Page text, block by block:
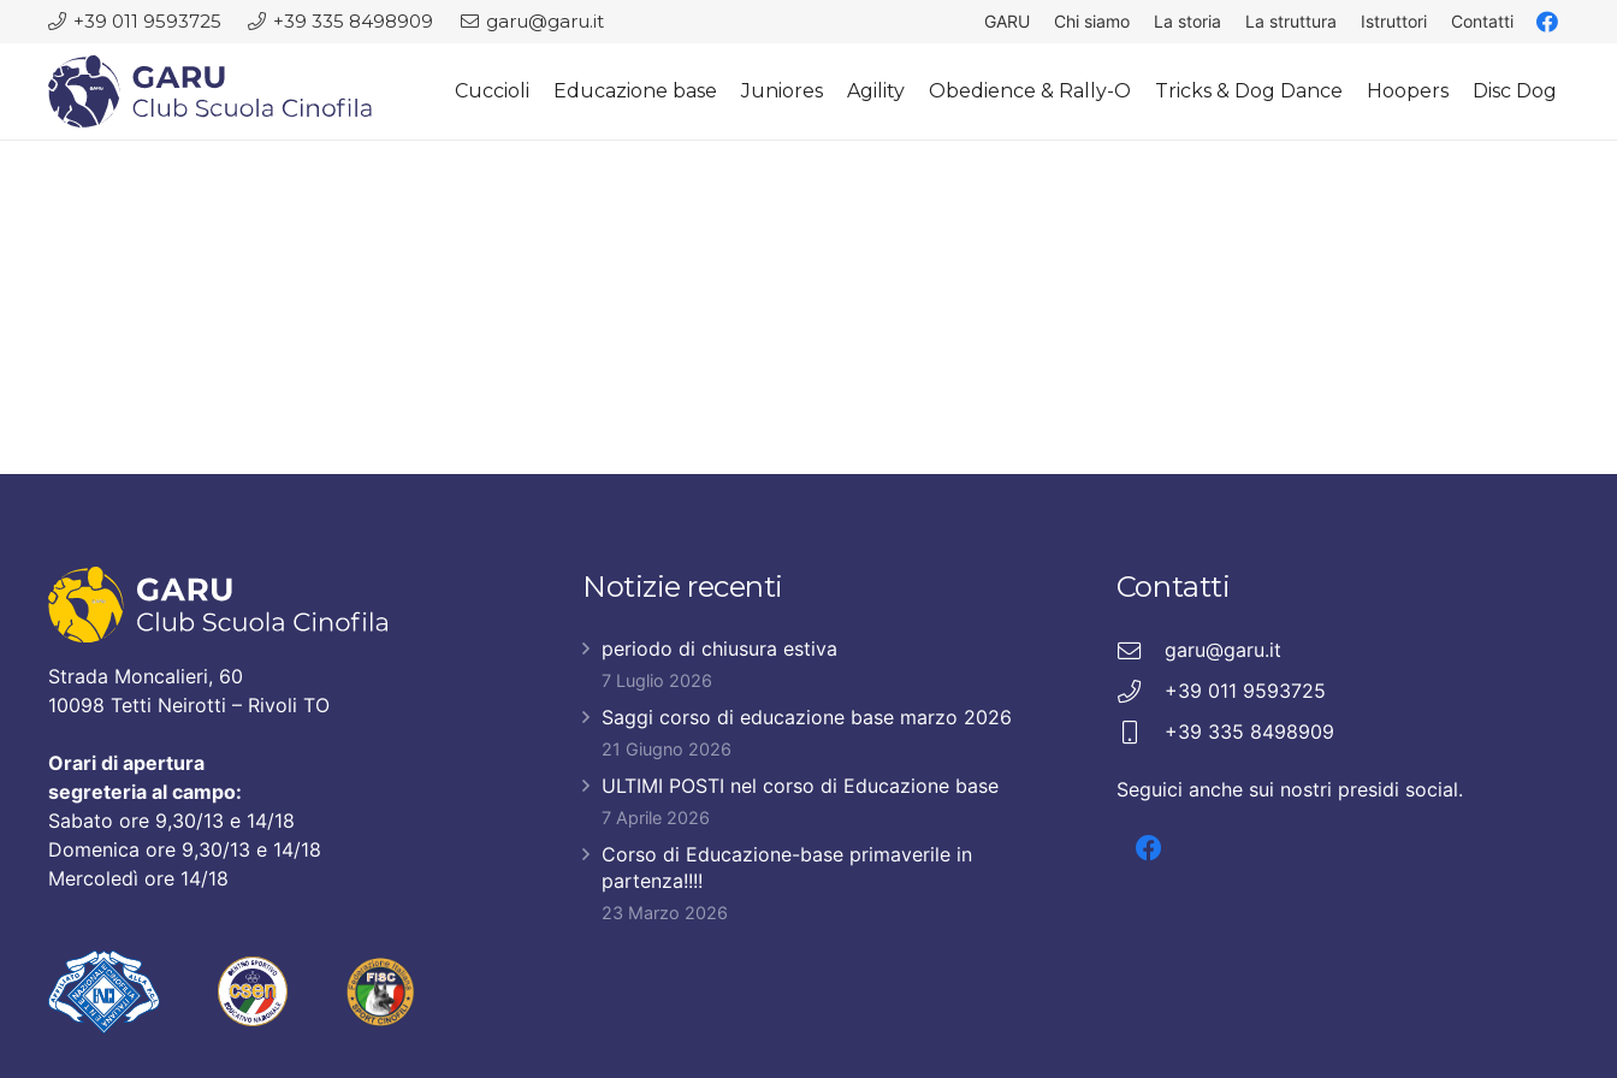
+39 011 9593725 +39 335 8498909 garu@garu.it GARU Chi siamo La storia La struttura Istruttori Contatti
Cuccioli Educazione base Juniores Agility Obedience & Rally-O Tricks & Dog Dance Hoopers Disc Dog
Strada Moncalieri, 60
10098 Tetti Neirotti – Rivoli TO
Orari di apertura
segreteria al campo:
Sabato ore 9,30/13 e 14/18
Domenica ore 9,30/13 e 14/18
Mercoledì ore 14/18
Notizie recenti
periodo di chiusura estiva
7 Luglio 2026
Saggi corso di educazione base marzo 2026
21 Giugno 2026
ULTIMI POSTI nel corso di Educazione base
7 Aprile 2026
Corso di Educazione-base primaverile in
partenza!!!!
23 Marzo 2026
Contatti
garu@garu.it
+39 011 9593725
+39 335 8498909
Seguici anche sui nostri presidi social.